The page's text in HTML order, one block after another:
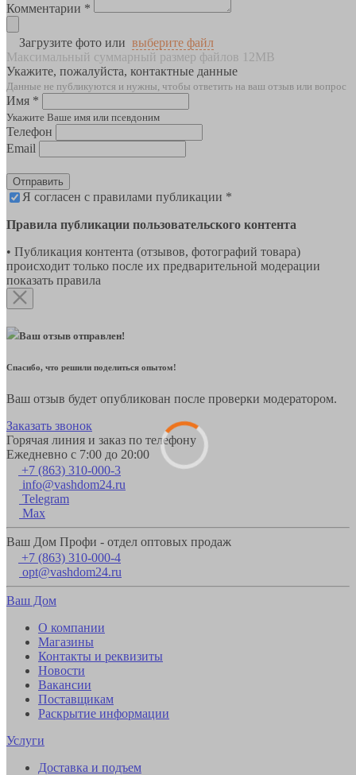
Комментарии *
Загрузите фото или выберите файл
Максимальный суммарный размер файлов 12MB
Укажите, пожалуйста, контактные данные
Данные не публикуются и нужны, чтобы ответить на ваш отзыв или вопрос
Имя *
Укажите Ваше имя или псевдоним
Телефон
Email
Отправить
Я согласен с правилами публикации *
Правила публикации пользовательского контента
• Публикация контента (отзывов, фотографий товара)
происходит только после их предварительной модерации
показать правила
Ваш отзыв отправлен!
Спасибо, что решили поделиться опытом!
Ваш отзыв будет опубликован после проверки модератором.
Заказать звонок
Горячая линия и заказ по телефону
Ежедневно с 7:00 до 20:00
+7 (863) 310-000-3
info@vashdom24.ru
Telegram
Max
Ваш Дом Профи - отдел оптовых продаж
+7 (863) 310-000-4
opt@vashdom24.ru
Ваш Дом
О компании
Магазины
Контакты и реквизиты
Новости
Вакансии
Поставщикам
Раскрытие информации
Услуги
Доставка и подъем